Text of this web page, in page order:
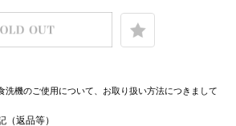
洗機のご使用について、お取り扱い方法につきまして
（返品等）